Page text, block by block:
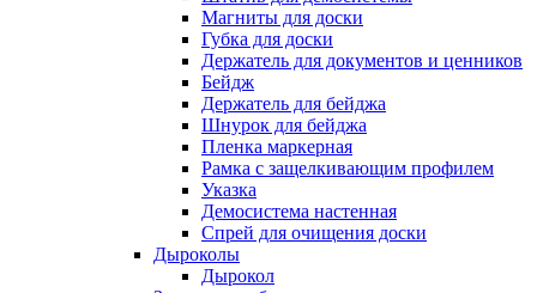
Магниты для доски
Губка для доски
Держатель для документов и ценников
Бейдж
Держатель для бейджа
Шнурок для бейджа
Пленка маркерная
Рамка с защелкивающим профилем
Указка
Демосистема настенная
Спрей для очищения доски
Дыроколы
Дырокол